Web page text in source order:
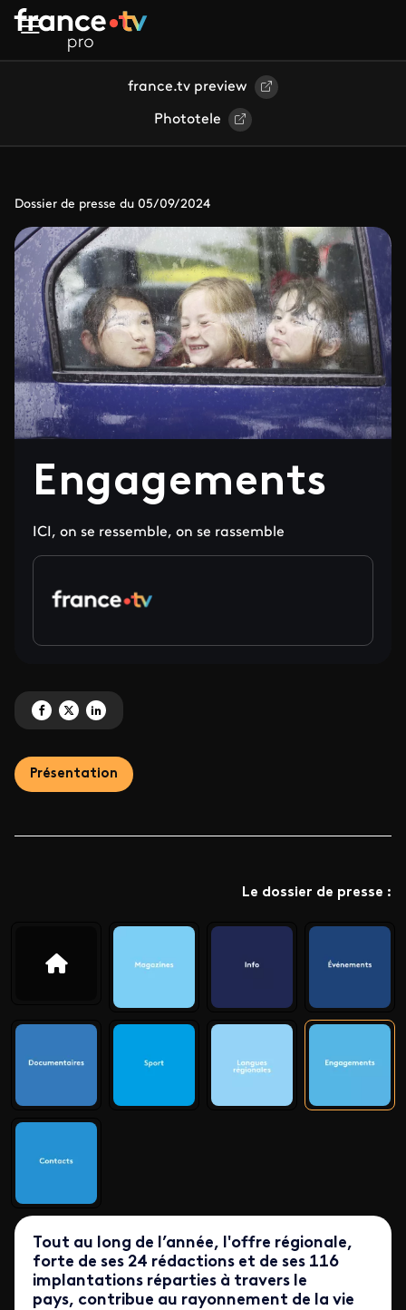
Aller au contenu principal
france.tv preview
Phototele
Dossier de presse du 05/09/2024
Engagements
ICI, on se ressemble, on se rassemble
Partagez 'Engagements' sur Facebook
Partagez 'Engagements' sur X
Partagez 'Engagements' sur LinkedIn
Présentation
Le dossier de presse :
Tout au long de l’année, l'offre régionale,
forte de ses 24 rédactions et de ses 116
implantations réparties à travers le
pays, contribue au rayonnement de la vie